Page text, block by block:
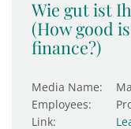
Wie gut ist
(How good
finance?)
Media Name:
Employees:
Link: